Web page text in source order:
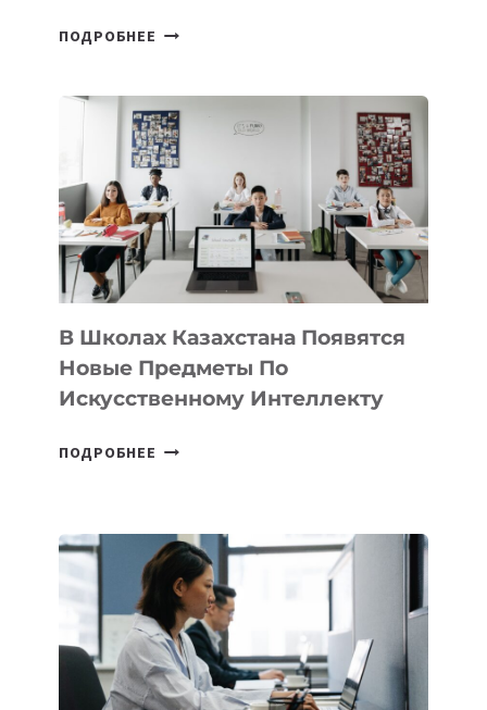
ПОДРОБНЕЕ ОТКРЫТ
DEAL
VELOCITY
BY
MOST
—
МЕЖДУНАРОДНУЮ
ПРОГРАММУ
ДЛЯ
ТЕХНОЛОГИЧЕСКИХ
В Школах Казахстана Появятся
Новые Предметы По
Искусственному Интеллекту
ПОДРОБНЕЕ
НОВЫЕ
ПРЕДМЕТЫ
ПО
ИСКУССТВЕННОМУ
ИНТЕЛЛЕКТУ